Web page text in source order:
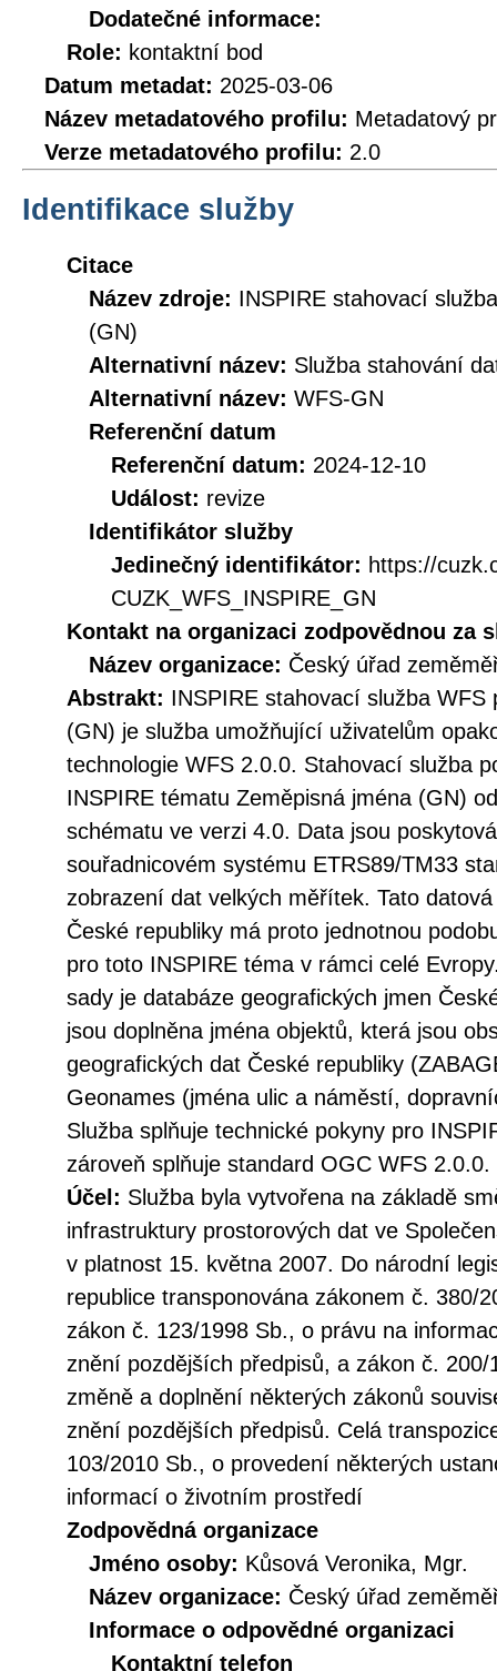
Dodatečné informace:
Role: kontaktní bod
Datum metadat: 2025-03-06
Název metadatového profilu: Metadatový
Verze metadatového profilu: 2.0
Identifikace služby
Citace
Název zdroje: INSPIRE stahovací
(GN)
Alternativní název: Služba stahování
Alternativní název: WFS-GN
Referenční datum
Referenční datum: 2024-12-10
Událost: revize
Identifikátor služby
Jedinečný identifikátor: https://
CUZK_WFS_INSPIRE_GN
Kontakt na organizaci zodpovědnou za
Název organizace: Český úřad
Abstrakt: INSPIRE stahovací služba
(GN) je služba umožňující uživatelům
technologie WFS 2.0.0. Stahovací služba
INSPIRE tématu Zeměpisná jména (GN)
schématu ve verzi 4.0. Data jsou
souřadnicovém systému ETRS89/TM33
zobrazení dat velkých měřítek. Tato
České republiky má proto jednotnou
pro toto INSPIRE téma v rámci celé
sady je databáze geografických jmen
jsou doplněna jména objektů, která jsou
geografických dat České republiky
Geonames (jména ulic a náměstí,
Služba splňuje technické pokyny pro
zároveň splňuje standard OGC WFS 2.0.0.
Účel: Služba byla vytvořena na základě
infrastruktury prostorových dat ve
v platnost 15. května 2007. Do národní
republice transponována zákonem č. 380/
zákon č. 123/1998 Sb., o právu na
znění pozdějších předpisů, a zákon č.
změně a doplnění některých zákonů
znění pozdějších předpisů. Celá
103/2010 Sb., o provedení některých
informací o životním prostředí
Zodpovědná organizace
Jméno osoby: Kůsová Veronika, Mgr.
Název organizace: Český úřad
Informace o odpovědné organizaci
Kontaktní telefon